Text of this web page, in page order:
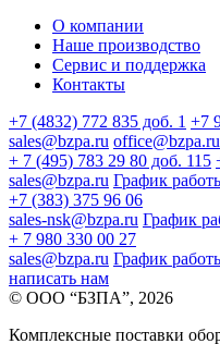
О компании
Наше производство
Сервис и поддержка
Контакты
+7 (4832) 772 835 доб. 1 +7
sales@bzpa.ru office@bzpa.ru
+ 7 (495) 783 29 80 доб. 115
sales@bzpa.ru График
+7 (383) 375 96 06
sales-nsk@bzpa.ru График
+ 7 980 330 00 27
sales@bzpa.ru График
написать нам
© ООО “БЗПА”, 2026
Комплексные поставки